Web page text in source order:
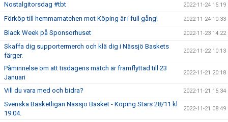
Nostalgitorsdag #tbt 2022-11-24 15:19
Förköp till hemmamatchen mot Köping är i full gång! 2022-11-24 10:33
Black Week på Sponsorhuset 2022-11-23 14:22
Skaffa dig supportermerch och klä dig i Nässjö Baskets
färger.
2022-11-22 10:13
Påminnelse om att tisdagens match är framflyttad till 23
Januari
2022-11-21 20:18
Vill du vara med och bidra? 2022-11-21 15:34
Svenska Basketligan Nässjö Basket - Köping Stars 28/11 kl
19:04.
2022-11-21 08:49